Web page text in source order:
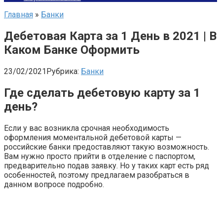
Главная » Банки
Дебетовая Карта за 1 День в 2021 | В
Каком Банке Оформить
23/02/2021Рубрика: Банки
Где сделать дебетовую карту за 1
день?
Если у вас возникла срочная необходимость
оформления моментальной дебетовой карты —
российские банки предоставляют такую возможность.
Вам нужно просто прийти в отделение с паспортом,
предварительно подав заявку. Но у таких карт есть ряд
особенностей, поэтому предлагаем разобраться в
данном вопросе подробно.